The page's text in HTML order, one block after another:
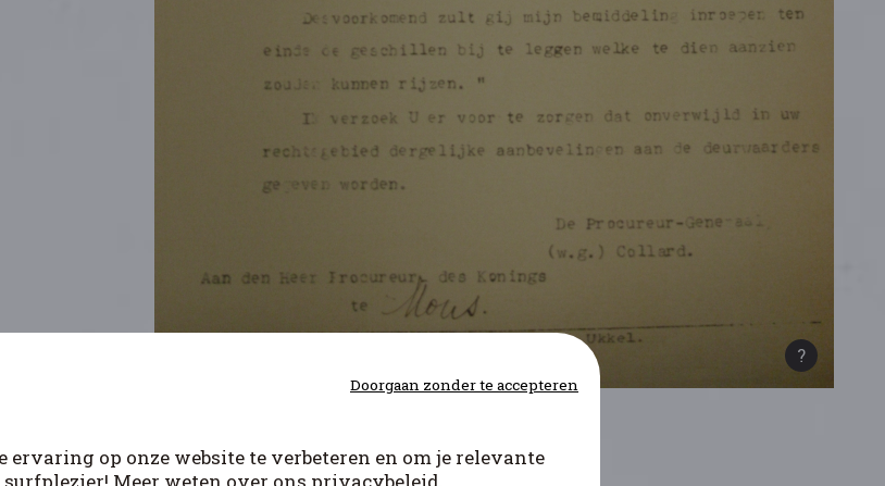
ervaring op onze website te verbeteren en om je relevante
Doorgaan zonder te accepteren